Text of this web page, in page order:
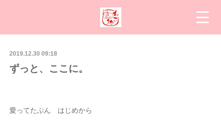
2019.12.30 09:18
ずっと、ここに。
愛ってたぶん はじめから